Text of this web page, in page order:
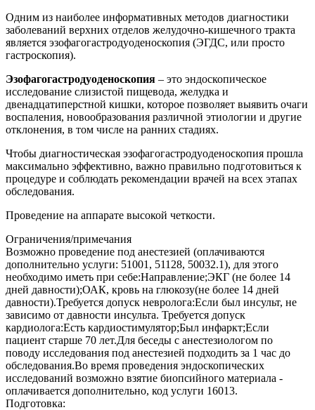
Одним из наиболее информативных методов диагностики
заболеваний верхних отделов желудочно-кишечного тракта
является эзофагогастродуоденоскопия (ЭГДС, или просто
гастроскопия).
Эзофагогастродуоденоскопия – это эндоскопическое
исследование слизистой пищевода, желудка и
двенадцатиперстной кишки, которое позволяет выявить очаги
воспаления, новообразования различной этиологии и другие
отклонения, в том числе на ранних стадиях.
Чтобы диагностическая эзофагогастродуоденоскопия прошла
максимально эффективно, важно правильно подготовиться к
процедуре и соблюдать рекомендации врачей на всех этапах
обследования.
Проведение на аппарате высокой четкости.
Ограничения/примечания
Возможно проведение под анестезией (оплачиваются
дополнительно услуги: 51001, 51128, 50032.1), для этого
необходимо иметь при себе:Направление;ЭКГ (не более 14
дней давности);ОАК, кровь на глюкозу(не более 14 дней
давности).Требуется допуск невролога:Если был инсульт, не
зависимо от давности инсульта. Требуется допуск
кардиолога:Есть кардиостимулятор;Был инфаркт;Если
пациент старше 70 лет.Для беседы с анестезиологом по
поводу исследования под анестезией подходить за 1 час до
обследования.Во время проведения эндоскопических
исследований возможно взятие биопсийного материала -
оплачивается дополнительно, код услуги 16013.
Подготовка: